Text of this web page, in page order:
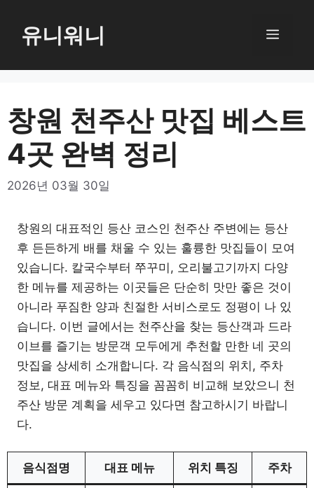
로
뛰
유니워니 메
창원 천주산 맛집 베스트
4곳 완벽 정리
2026년 03월 30일
창원의 대표적인 등산 코스인 천주산 주변에는 등산
후 든든하게 배를 채울 수 있는 훌륭한 맛집들이 모여
있습니다. 칼국수부터 쭈꾸미, 오리불고기까지 다양
한 메뉴를 제공하는 이곳들은 단순히 맛만 좋은 것이
아니라 푸짐한 양과 친절한 서비스로도 정평이 나 있
습니다. 이번 글에서는 천주산을 찾는 등산객과 드라
이브를 즐기는 방문객 모두에게 추천할 만한 네 곳의
맛집을 상세히 소개합니다. 각 음식점의 위치, 주차
정보, 대표 메뉴와 특징을 꼼꼼히 비교해 보았으니 천
주산 방문 계획을 세우고 있다면 참고하시기 바랍니
다.
음식점명 대표 메뉴 위치 특징 주차